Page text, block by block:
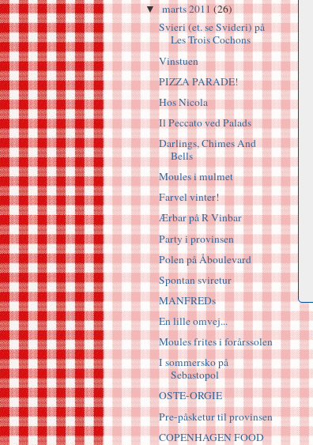
▼marts 2011(26)
Svieri (et. se Svideri) på
Les Trois Cochons
Vinstuen
PIZZA PARADE!
Hos Nicola
Il Peccato ved Palads
Darlings, Chimes And
Bells
Moules i mulmet
Farvel vinter!
Ærbar på R Vinbar
Party i provinsen
Polen på Åboulevard
Spontan sviretur
MANFREDs
En lille omvej...
Moules frites i forårssolen
I sommersko på
Sebastopol
OSTE-ORGIE
Pre-påsketur til provinsen
COPENHAGEN FOOD